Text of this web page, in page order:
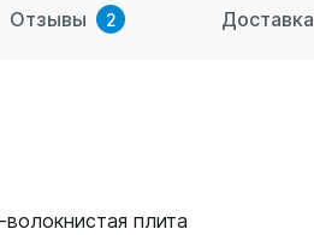
Отзывы 2 Доставка
плита